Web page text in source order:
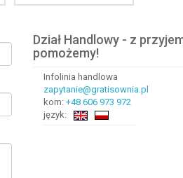
Dział Handlowy - z
pomożemy!
Infolinia handlowa
zapytanie@gratisownia.pl
kom:+48 606 973 972
język: